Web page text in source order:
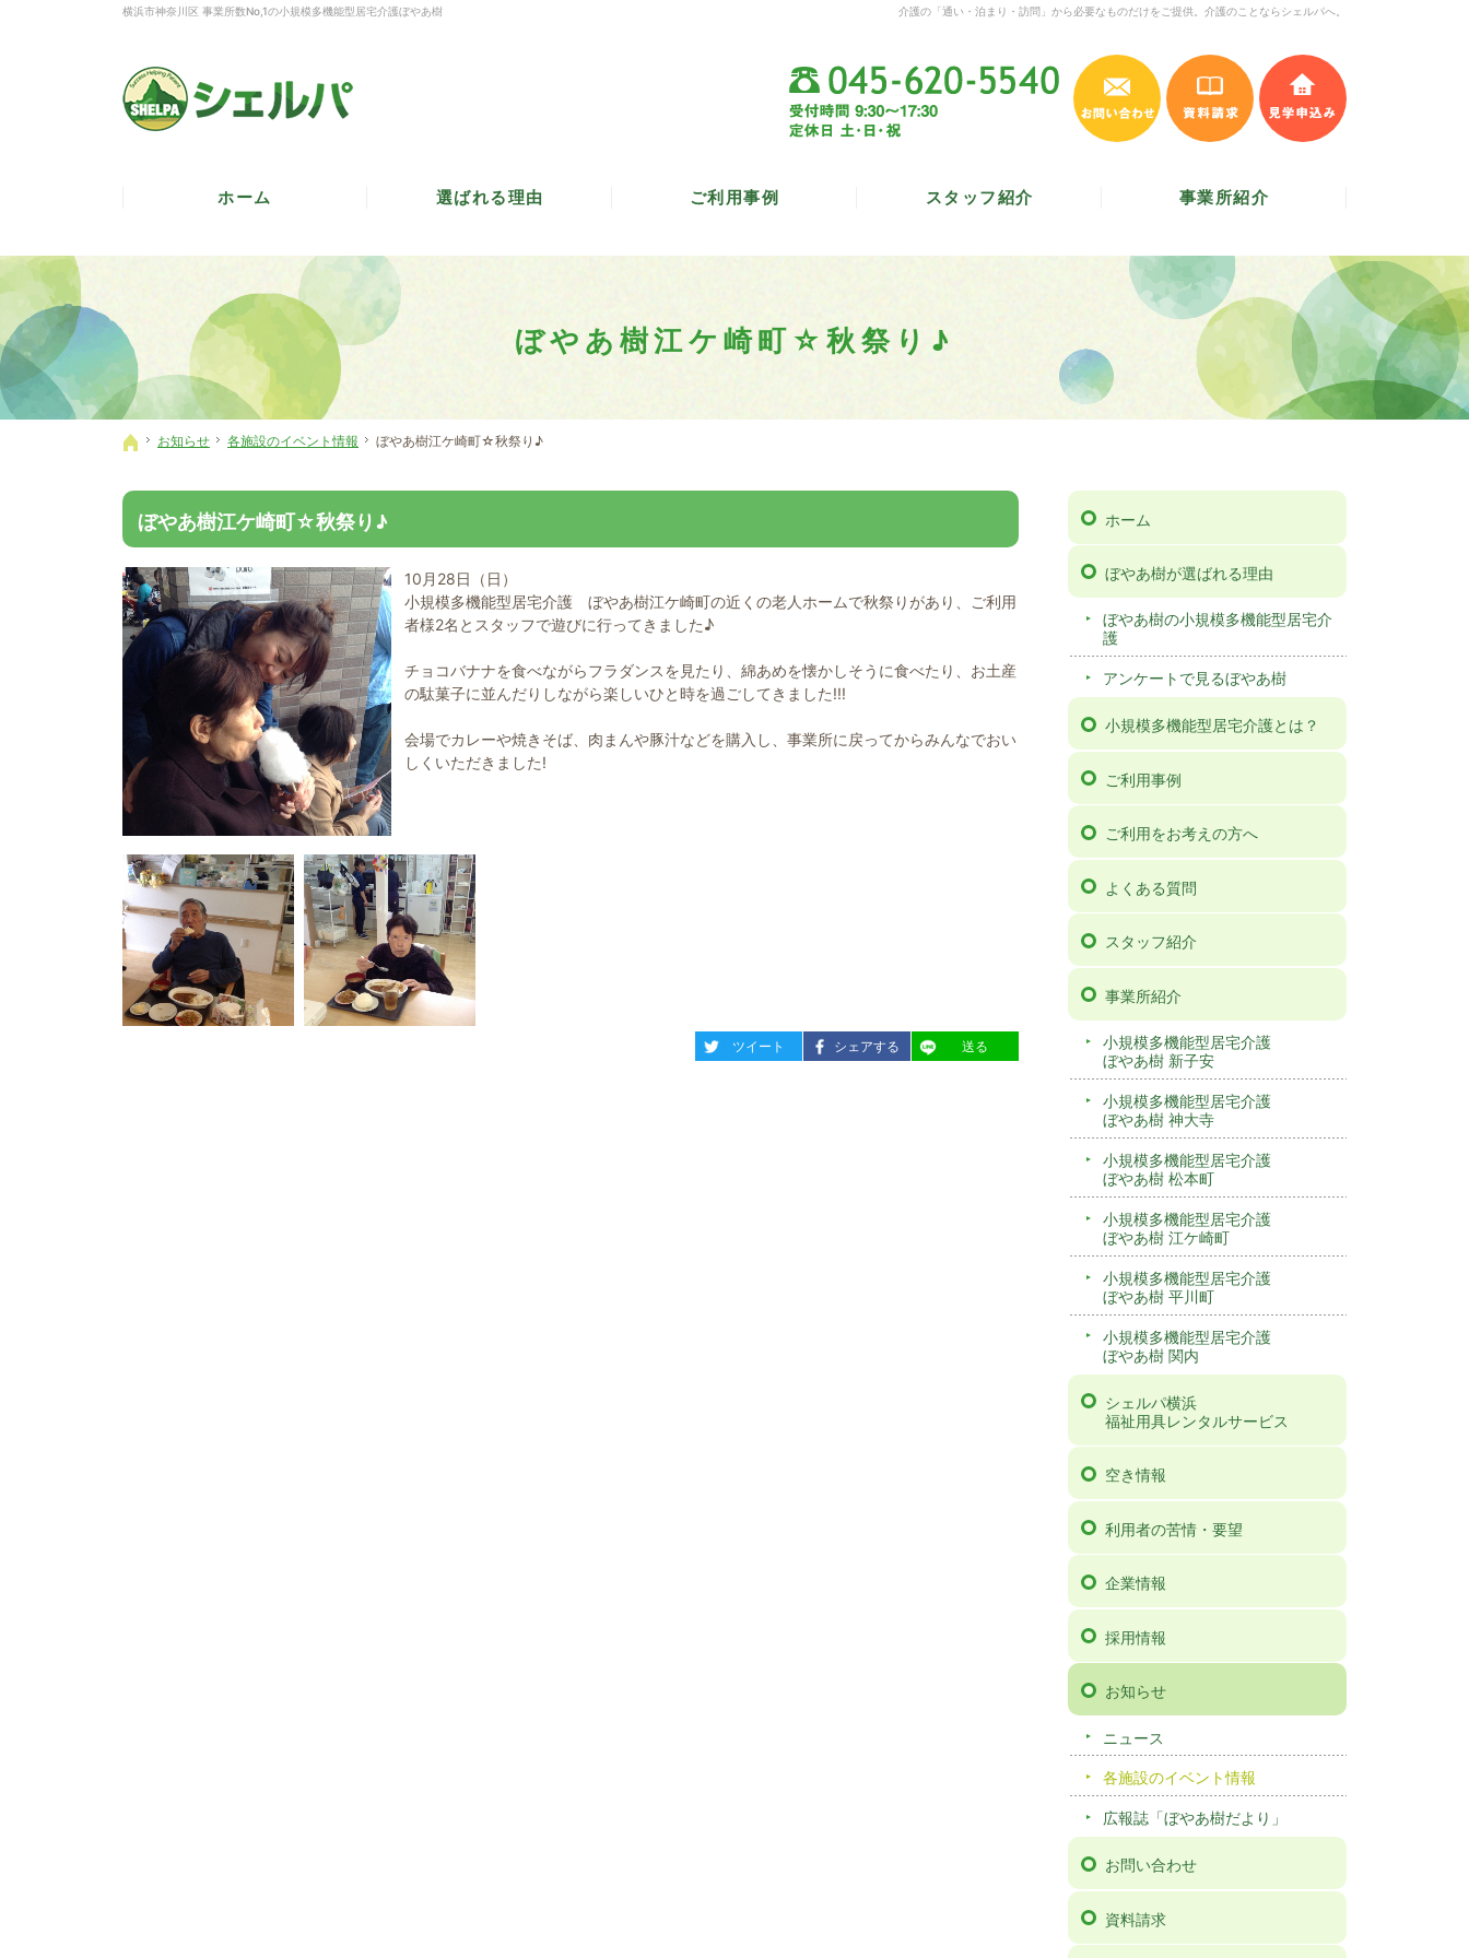
ぼやあ樹江ケ崎町☆秋祭り♪
介護の「通い・泊まり・訪問」から必要なものだけをご提供。介護のことならシェルパへ。
横浜市神奈川区 事業所数No,1の小規模多機能型居宅介護ぼやあ樹
ホーム
お知らせ 各施設のイベント情報 ぼやあ樹江ケ崎町☆秋祭り♪
ぼやあ樹江ケ崎町☆秋祭り♪
10月28日（日）
小規模多機能型居宅介護 ぼやあ樹江ケ崎町の近くの老人ホームで秋祭りがあり、ご利用
者様2名とスタッフで遊びに行ってきました♪
チョコバナナを食べながらフラダンスを見たり、綿あめを懐かしそうに食べたり、お土産
の駄菓子に並んだりしながら楽しいひと時を過ごしてきました!!!
会場でカレーや焼きそば、肉まんや豚汁などを購入し、事業所に戻ってからみんなでおい
しくいただきました!
entry277ツイート entry277
シェアする entry277
送る
ホーム
ぼやあ樹が選ばれる理由
ぼやあ樹の小規模多機能型居宅介
護
アンケートで見るぼやあ樹
小規模多機能型居宅介護とは？
ご利用事例
ご利用をお考えの方へ
よくある質問
スタッフ紹介
事業所紹介
小規模多機能型居宅介護
ぼやあ樹 新子安
小規模多機能型居宅介護
ぼやあ樹 神大寺
小規模多機能型居宅介護
ぼやあ樹 松本町
小規模多機能型居宅介護
ぼやあ樹 江ケ崎町
小規模多機能型居宅介護
ぼやあ樹 平川町
小規模多機能型居宅介護
ぼやあ樹 関内
シェルパ横浜
福祉用具レンタルサービス
空き情報
利用者の苦情・要望
企業情報
採用情報
お知らせ
ニュース
各施設のイベント情報
広報誌「ぼやあ樹だより」
お問い合わせ
資料請求
045-620-5540
受付時間 9:30～17:30／ 定休日 土・日・祝
お問い合わせ 資料請求
ホーム 選ばれる理由 ご利用事例 スタッフ紹介 事業所紹介